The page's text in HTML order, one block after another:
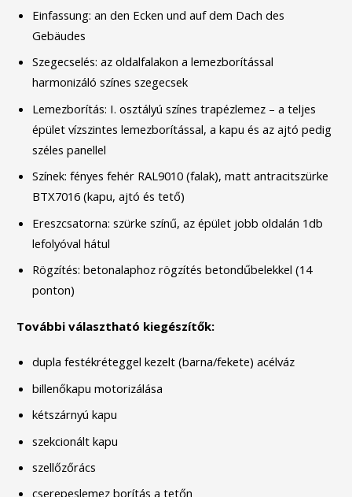
Einfassung: an den Ecken und auf dem Dach des
Gebäudes
Szegecselés: az oldalfalakon a lemezborítással
harmonizáló színes szegecsek
Lemezborítás: I. osztályú színes trapézlemez – a teljes
épület vízszintes lemezborítással, a kapu és az ajtó pedig
széles panellel
Színek: fényes fehér RAL9010 (falak), matt antracitszürke
BTX7016 (kapu, ajtó és tető)
Ereszcsatorna: szürke színű, az épület jobb oldalán 1db
lefolyóval hátul
Rögzítés: betonalaphoz rögzítés betondűbelekkel (14
ponton)
További választható kiegészítők:
dupla festékréteggel kezelt (barna/fekete) acélváz
billenőkapu motorizálása
kétszárnyú kapu
szekcionált kapu
szellőzőrács
cserepeslemez borítás a tetőn